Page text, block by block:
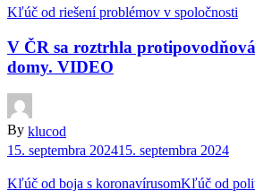
Kľúč od riešení problémov v spoločnosti
V ČR sa roztrhla
domy. VIDEO
By klucod
15. septembra 202415. septembra 2024
Kľúč od boja s koronavírusomKľúč od